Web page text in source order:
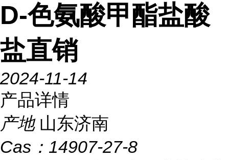
D-色氨酸甲酯盐酸
盐直销
2024-11-14
产品详情
产地 山东济南
Cas： 14907-27-8